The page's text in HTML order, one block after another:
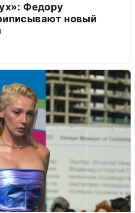
Федору
новый